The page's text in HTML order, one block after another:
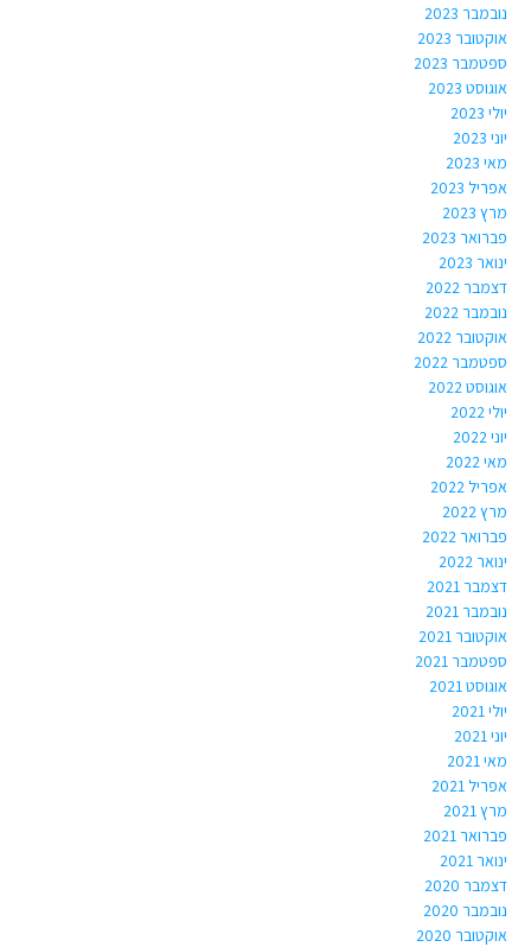
נובמבר 2023
אוקטובר 2023
ספטמבר 2023
אוגוסט 2023
יולי 2023
יוני 2023
מאי 2023
אפריל 2023
מרץ 2023
פברואר 2023
ינואר 2023
דצמבר 2022
נובמבר 2022
אוקטובר 2022
ספטמבר 2022
אוגוסט 2022
יולי 2022
יוני 2022
מאי 2022
אפריל 2022
מרץ 2022
פברואר 2022
ינואר 2022
דצמבר 2021
נובמבר 2021
אוקטובר 2021
ספטמבר 2021
אוגוסט 2021
יולי 2021
יוני 2021
מאי 2021
אפריל 2021
מרץ 2021
פברואר 2021
ינואר 2021
דצמבר 2020
נובמבר 2020
אוקטובר 2020